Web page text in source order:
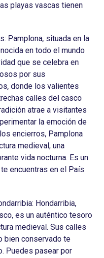
playas vascas tienen
Pamplona, situada en la
en todo el mundo
que se celebra en
por sus
donde los valientes
calles del casco
atrae a visitantes
la emoción de
encierros, Pamplona
medieval, una
vida nocturna. Es un
encuentras en el País
Hondarribia,
es un auténtico tesoro
medieval. Sus calles
bien conservado te
Puedes pasear por